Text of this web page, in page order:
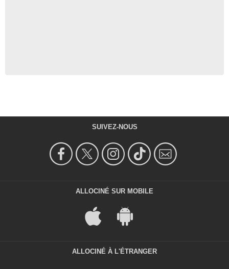
SUIVEZ-NOUS
ALLOCINÉ SUR MOBILE
ALLOCINÉ À L'ÉTRANGER